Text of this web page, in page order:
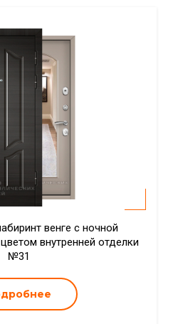
венге с ночной
внутренней отделки
№31